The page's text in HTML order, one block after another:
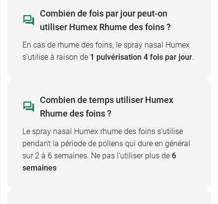
contenu dans le flacon peut engendrer, lorsque
l'usage se fait sur une longue durée, un
phénomène d'irritation ou un gonflement à
l'intérieur du nez lié à un œdème de la muqueuse
nasale.
nécessaire, aux comprimés deCétirizine Humex
allergie.
Conditionnement :
un flacon pulvérisateur
pressurisé de 100 doses
Combien de fois par jour peut-on
utiliser Humex Rhume des foins ?
En cas de rhume des foins, le spray nasal Humex
s'utilise à raison de 1 pulvérisation 4 fois par jour.
Combien de temps utiliser Humex
Rhume des foins ?
Le spray nasal Humex rhume des foins s'utilise
pendant la période de pollens qui dure en général
sur 2 à 6 semaines. Ne pas l'utiliser plus de 6
semaines